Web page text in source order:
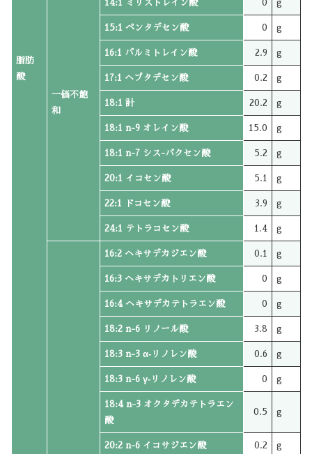
脂肪
酸
一価不飽
和
14:1 ミリストレイン酸 0 g
15:1 ペンタデセン酸 0 g
16:1 パルミトレイン酸 2.9 g
17:1 ヘプタデセン酸 0.2 g
18:1 計 20.2 g
18:1 n-9 オレイン酸 15.0 g
18:1 n-7 シス-バクセン酸 5.2 g
20:1 イコセン酸 5.1 g
22:1 ドコセン酸 3.9 g
24:1 テトラコセン酸 1.4 g
16:2 ヘキサデカジエン酸 0.1 g
16:3 ヘキサデカトリエン酸 0 g
16:4 ヘキサデカテトラエン酸 0 g
18:2 n-6 リノール酸 3.8 g
18:3 n-3 α‐リノレン酸 0.6 g
18:3 n-6 γ‐リノレン酸 0 g
18:4 n-3 オクタデカテトラエン
酸
0.5 g
20:2 n-6 イコサジエン酸 0.2 g